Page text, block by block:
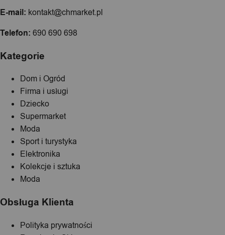
E-mail: kontakt@chmarket.pl
Telefon: 690 690 698
Kategorie
Dom i Ogród
Firma i usługi
Dziecko
Supermarket
Moda
Sport i turystyka
Elektronika
Kolekcje i sztuka
Moda
Obsługa Klienta
Polityka prywatności